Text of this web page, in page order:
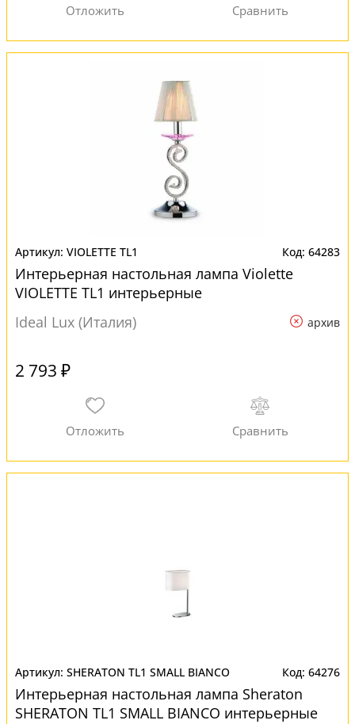
VIOLETTE TL1 64283
Интерьерная настольная лампа Violette
VIOLETTE TL1 интерьерные
Ideal Lux (Италия)
архив
2 793 ₽
SHERATON TL1 SMALL BIANCO 64276
Интерьерная настольная лампа Sheraton
SHERATON TL1 SMALL BIANCO интерьерные